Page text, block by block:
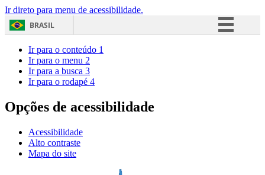
Ir direto para menu de acessibilidade.
BRASIL
Acesso à informação
Ir para o conteúdo 1
Ir para o menu 2
Ir para a busca 3
Ir para o rodapé 4
Opções de acessibilidade
Acessibilidade
Alto contraste
Mapa do site